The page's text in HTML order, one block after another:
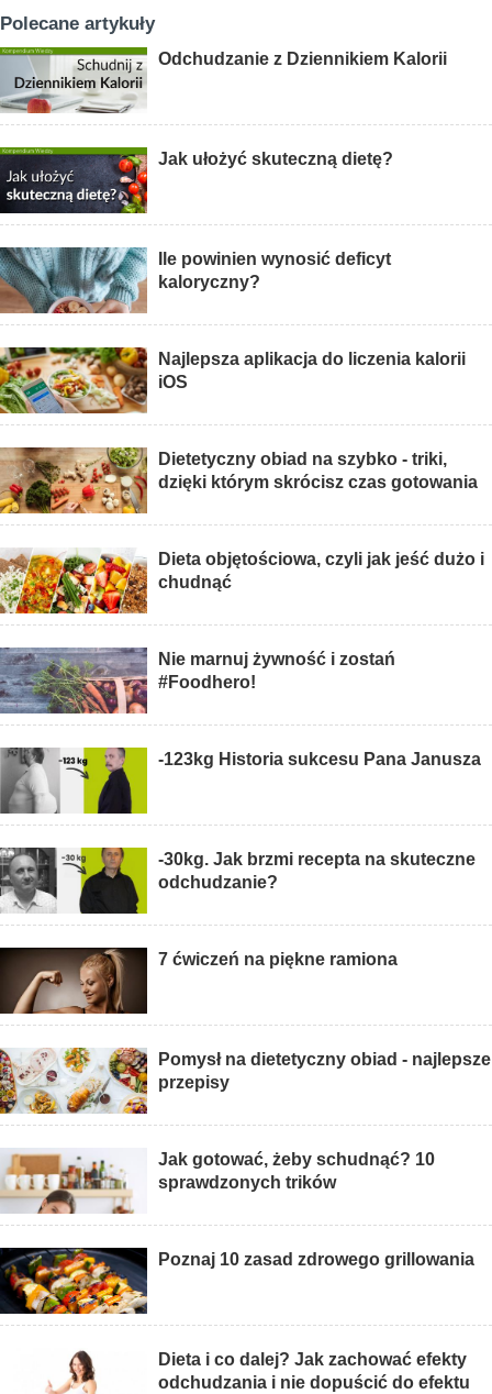
Polecane artykuły
Odchudzanie z Dziennikiem Kalorii
Jak ułożyć skuteczną dietę?
Ile powinien wynosić deficyt
kaloryczny?
Najlepsza aplikacja do liczenia kalorii
iOS
Dietetyczny obiad na szybko - triki,
dzięki którym skrócisz czas gotowania
Dieta objętościowa, czyli jak jeść dużo i
chudnąć
Nie marnuj żywność i zostań
#Foodhero!
-123kg Historia sukcesu Pana Janusza
-30kg. Jak brzmi recepta na skuteczne
odchudzanie?
7 ćwiczeń na piękne ramiona
Pomysł na dietetyczny obiad - najlepsze
przepisy
Jak gotować, żeby schudnąć? 10
sprawdzonych trików
Poznaj 10 zasad zdrowego grillowania
Dieta i co dalej? Jak zachować efekty
odchudzania i nie dopuścić do efektu